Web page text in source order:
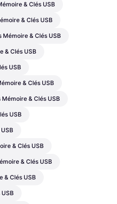
& Clés USB
& Clés USB
& Clés USB
& Clés USB
USB
& Clés USB
& Clés USB
USB
& Clés USB
& Clés USB
& Clés USB